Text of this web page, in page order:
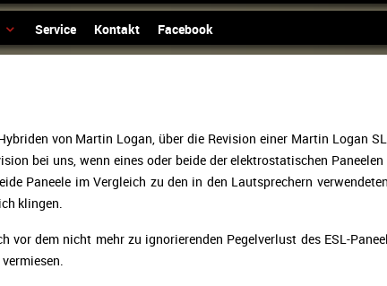
Service Kontakt Facebook
von Martin Logan, über die Revision einer Martin Logan
bei uns, wenn eines oder beide der elektrostatischen
Paneele im Vergleich zu den in den Lautsprechern
klingen.
dem nicht mehr zu ignorierenden Pegelverlust des ESL-